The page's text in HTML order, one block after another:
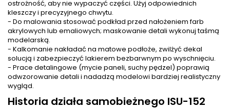
ostrożność, aby nie wypaczyć części. Użyj odpowiednich
kleszczy i precyzyjnego chwytu.
- Do malowania stosować podkład przed nałożeniem farb
akrylowych lub emaliowych; maskowanie detali wykonuj taśmą
modelarską.
- Kalkomanie nakładać na matowe podłoże, zwilżyć dekal
solucją i zabezpieczyć lakierem bezbarwnym po wyschnięciu.
- Prace detalingowe (mycie paneli, suchy pędzel) poprawią
odwzorowanie detali i nadadzą modelowi bardziej realistyczny
wygląd.
Historia działa samobieżnego ISU-152